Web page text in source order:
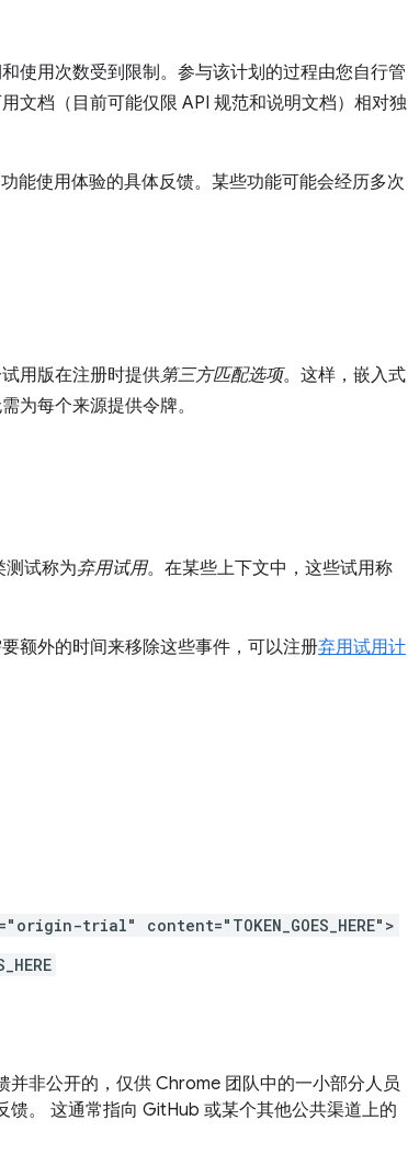
使用次数受到限制。参与该计划的过程由您自行管
文档（目前可能仅限 API 规范和说明文档）相对独
能使用体验的具体反馈。某些功能可能会经历多次
用版在注册时提供第三方匹配选项。这样，嵌入式
为每个来源提供令牌。
测试称为弃用试用。在某些上下文中，这些试用称
额外的时间来移除这些事件，可以注册弃用试用计
trial" content="TOKEN_GOES_HERE">
非公开的，仅供 Chrome 团队中的一小部分人员
。 这通常指向 GitHub 或某个其他公共渠道上的